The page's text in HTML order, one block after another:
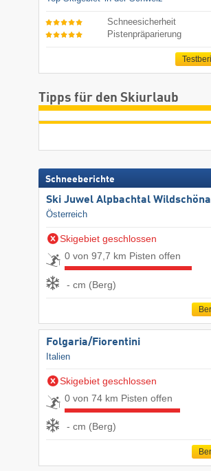
Schneesicherheit
Pistenpräparierung
Tipps für den Skiurlaub
Schneeberichte
Ski Juwel Alpbachtal
Österreich
Skigebiet geschlossen
0 von 97,7 km Pisten offen
- cm (Berg)
Folgaria/​Fiorentini
Italien
Skigebiet geschlossen
0 von 74 km Pisten offen
- cm (Berg)